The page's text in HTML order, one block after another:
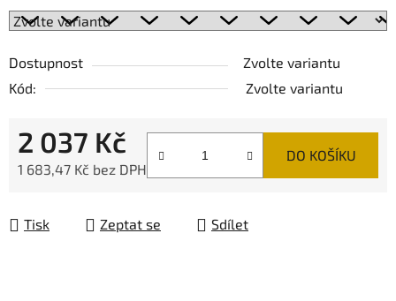
Dostupnost
Zvolte variantu
Kód:
Zvolte variantu
2 037 Kč
1 683,47 Kč bez DPH
DO KOŠÍKU
Tisk Zeptat se Sdílet